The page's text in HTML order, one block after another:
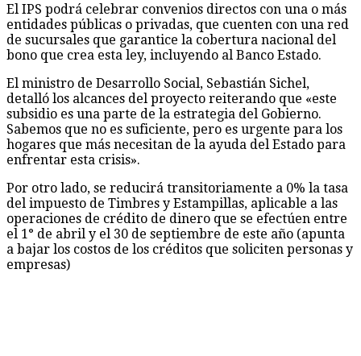
El IPS podrá celebrar convenios directos con una o más
entidades públicas o privadas, que cuenten con una red
de sucursales que garantice la cobertura nacional del
bono que crea esta ley, incluyendo al Banco Estado.
El ministro de Desarrollo Social, Sebastián Sichel,
detalló los alcances del proyecto reiterando que «este
subsidio es una parte de la estrategia del Gobierno.
Sabemos que no es suficiente, pero es urgente para los
hogares que más necesitan de la ayuda del Estado para
enfrentar esta crisis».
Por otro lado, se reducirá transitoriamente a 0% la tasa
del impuesto de Timbres y Estampillas, aplicable a las
operaciones de crédito de dinero que se efectúen entre
el 1° de abril y el 30 de septiembre de este año (apunta
a bajar los costos de los créditos que soliciten personas y
empresas)